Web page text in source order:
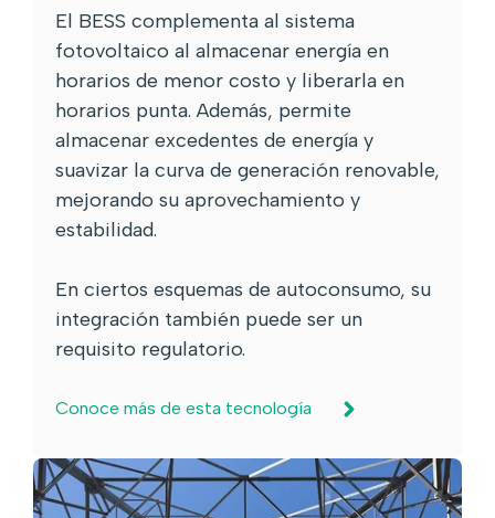
El BESS complementa al sistema
fotovoltaico al almacenar energía en
horarios de menor costo y liberarla en
horarios punta. Además, permite
almacenar excedentes de energía y
suavizar la curva de generación renovable,
mejorando su aprovechamiento y
estabilidad.
En ciertos esquemas de autoconsumo, su
integración también puede ser un
requisito regulatorio.
Conoce más de esta tecnología